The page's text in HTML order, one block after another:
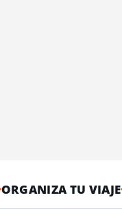
ORGANIZA TU VIAJE